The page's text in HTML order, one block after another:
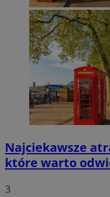
Najciekawsze
które warto
3